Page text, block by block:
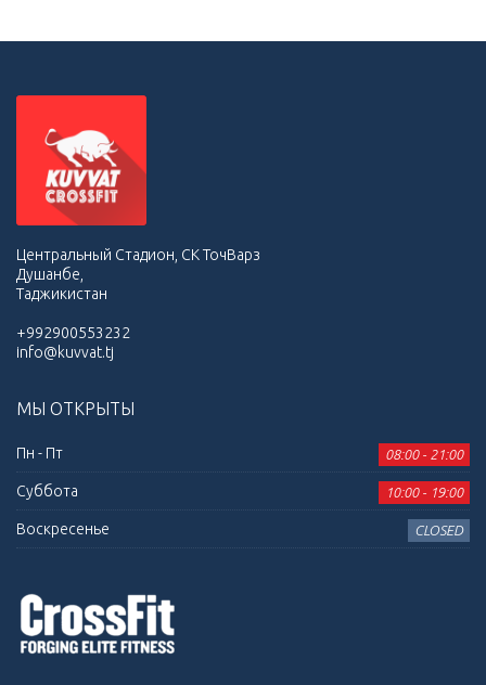
Центральный Стадион, СК ТочВарз
Душанбе,
Таджикистан
+992900553232
info@kuvvat.tj
МЫ ОТКРЫТЫ
Пн - Пт 08:00 - 21:00
Суббота 10:00 - 19:00
Воскресенье CLOSED